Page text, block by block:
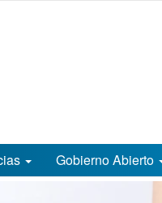
Gobierno Abierto